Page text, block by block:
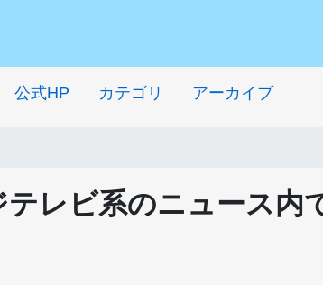
公式HP カテゴリ アーカイブ
テレビ系のニュース内